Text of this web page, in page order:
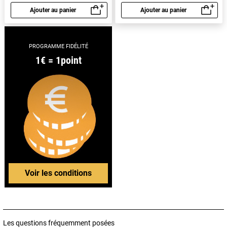
Ajouter au panier
Aperçu rapide
Ajouter au panier
Aperçu rapide
PROGRAMME FIDÉLITÉ
1€ = 1point
Voir les conditions
Les questions fréquemment posées